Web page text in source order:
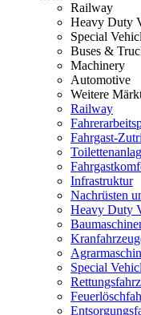
Railway
Heavy Duty
Special
Buses &
Machinery
Automotive
Weitere
Railway
Fahrgast-
Infrastruktur
Nachrüsten
Heavy Duty
Special